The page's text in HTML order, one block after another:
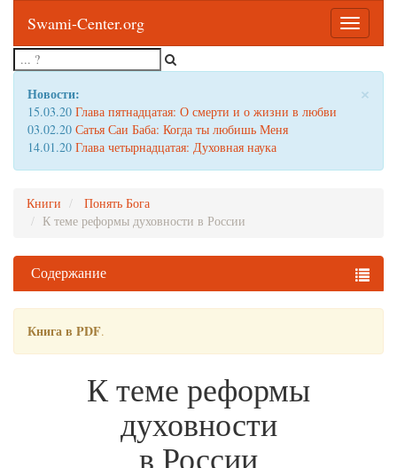
Toggle
Swami-Center.org
×
Новости:
15.03.20 Глава пятнадцатая: О смерти и о жизни в любви
03.02.20 Сатья Саи Баба: Когда ты любишь Меня
14.01.20 Глава четырнадцатая: Духовная наука
Книги
Понять Бога
К теме реформы духовности в России
Содержание
Книга в PDF.
К теме реформы
духовности
в России